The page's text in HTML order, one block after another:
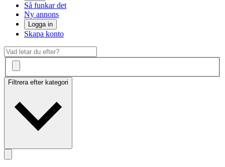
Så funkar det
Ny annons
Logga in
Skapa konto
Filtrera efter kategori